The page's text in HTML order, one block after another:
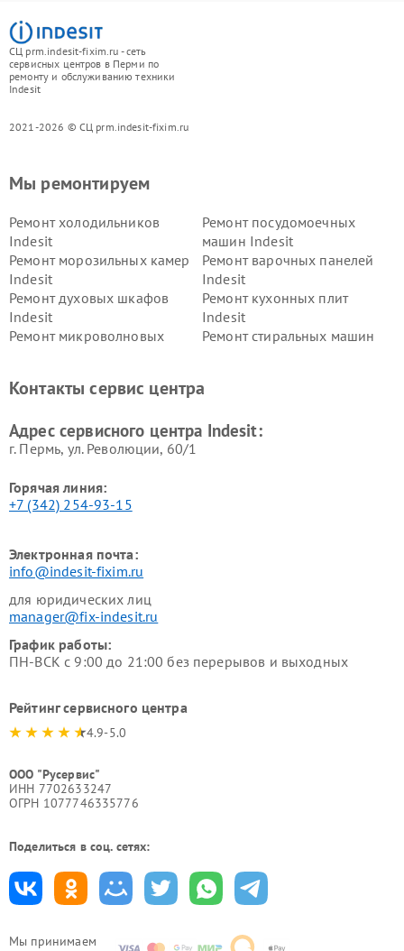
СЦ prm.indesit-fixim.ru - сеть
сервисных центров в Перми по
ремонту и обслуживанию техники
Indesit
2021-2026 © СЦ prm.indesit-fixim.ru
Мы принимаем
Мы ремонтируем
Ремонт холодильников
Indesit
Ремонт посудомоечных
машин Indesit
Ремонт морозильных камер
Indesit
Ремонт варочных панелей
Indesit
Ремонт духовых шкафов
Indesit
Ремонт кухонных плит
Indesit
Ремонт микроволновых
Ремонт стиральных машин
Indesit
Indesit
Контакты сервис центра
Адрес сервисного центра Indesit:
г. Пермь, ул. ​Революции, 60/1
Горячая линия:
+7 (342) 254-93-15
Электронная почта:
info@indesit-fixim.ru
для юридических лиц
manager@fix-indesit.ru
График работы:
ПН-ВСК с 9:00 до 21:00 без перерывов и выходных
Рейтинг сервисного центра
4.9-5.0
ООО "Русервис"
ИНН 7702633247
ОГРН 1077746335776
Поделиться в соц. сетях: